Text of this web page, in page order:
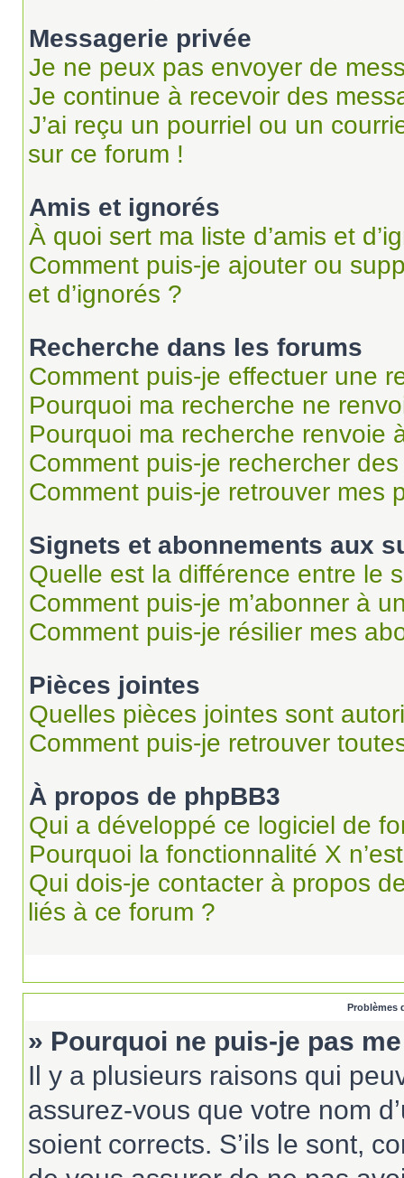
Messagerie privée
Je ne peux pas envoyer de
Je continue à recevoir des
J’ai reçu un pourriel ou un
sur ce forum !
Amis et ignorés
À quoi sert ma liste d’amis et
Comment puis-je ajouter ou
et d’ignorés ?
Recherche dans les forums
Comment puis-je effectuer une
Pourquoi ma recherche ne
Pourquoi ma recherche renvoie
Comment puis-je rechercher
Comment puis-je retrouver mes
Signets et abonnements aux
Quelle est la différence entre le
Comment puis-je m’abonner à
Comment puis-je résilier mes
Pièces jointes
Quelles pièces jointes sont
Comment puis-je retrouver
À propos de phpBB3
Qui a développé ce logiciel de
Pourquoi la fonctionnalité X
Qui dois-je contacter à propos
liés à ce forum ?
Problèmes
» Pourquoi ne puis-je pas
Il y a plusieurs raisons qui
assurez-vous que votre nom
soient corrects. S’ils le sont,